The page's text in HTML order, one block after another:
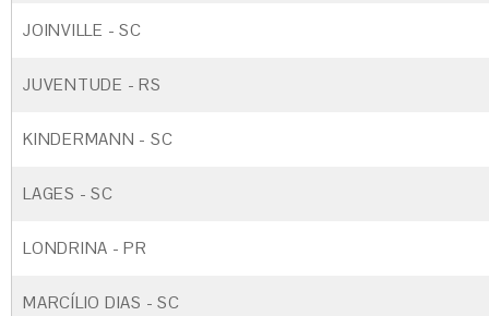
JOINVILLE - SC
JUVENTUDE - RS
KINDERMANN - SC
LAGES - SC
LONDRINA - PR
MARCÍLIO DIAS - SC